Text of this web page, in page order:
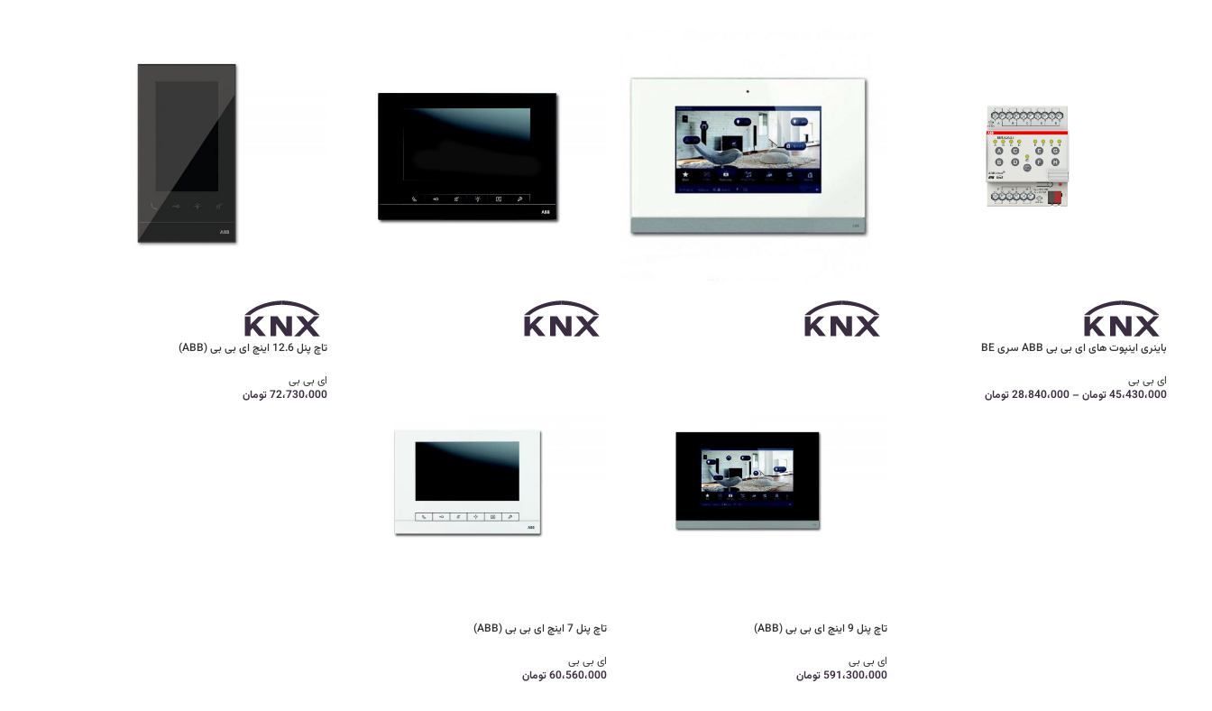
باینری اینپوت های ای بی بی ABB سری BE
ای بی بی
45،430،000تومان –28،840،000تومان
تاچ پنل 9 اینچ ای بی بی (ABB)
ای بی بی
591،300،000تومان
تاچ پنل 7 اینچ ای بی بی (ABB)
ای بی بی
60،560،000تومان
تاچ پنل 12.6 اینچ ای بی بی (ABB)
ای بی بی
72،730،000تومان